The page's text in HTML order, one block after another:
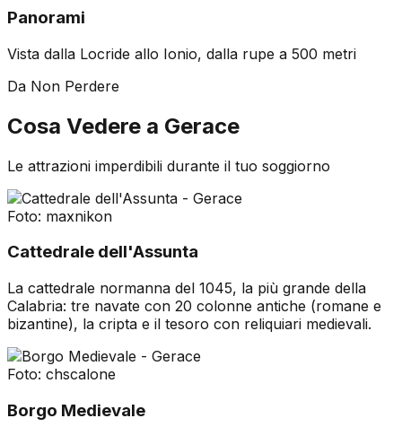
Panorami
Vista dalla Locride allo Ionio, dalla rupe a 500 metri
Da Non Perdere
Cosa Vedere a Gerace
Le attrazioni imperdibili durante il tuo soggiorno
Foto: maxnikon
Cattedrale dell'Assunta
La cattedrale normanna del 1045, la più grande della
Calabria: tre navate con 20 colonne antiche (romane e
bizantine), la cripta e il tesoro con reliquiari medievali.
Foto: chscalone
Borgo Medievale